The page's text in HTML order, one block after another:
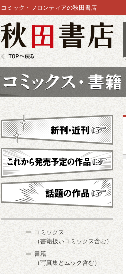
コミック・フロンティアの秋田書店
新刊・近刊
これから発売予定
コミックス
（書籍扱いコミックス含む）
書籍
（写真集とムック含む）